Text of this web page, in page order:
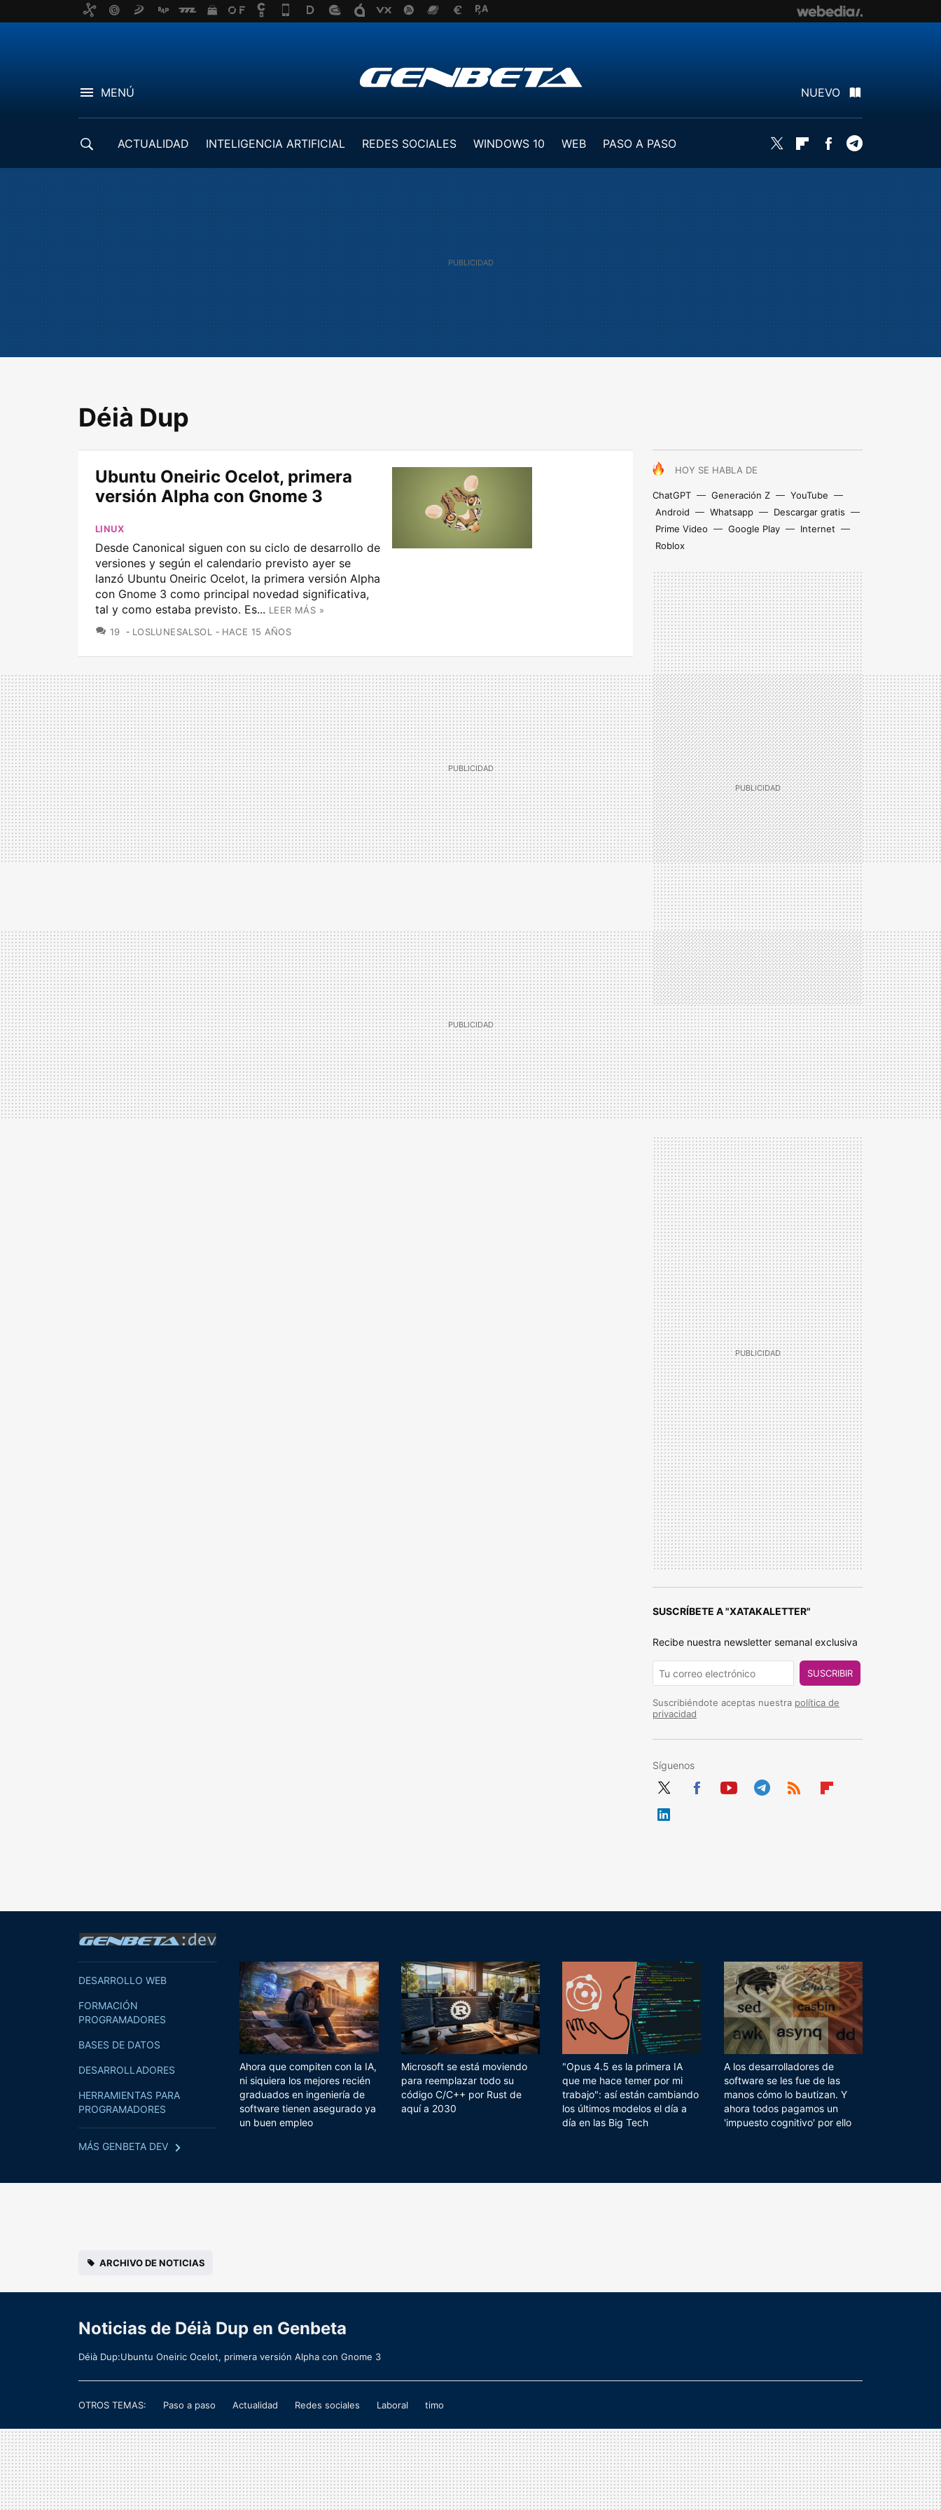
MENÚ NUEVO
ACTUALIDAD INTELIGENCIA ARTIFICIAL REDES SOCIALES WINDOWS 10 WEB
PASO A PASO
Twitter FlipboardFacebook
Déià Dup
HOY SE HABLA DE
ChatGPT Generación Z
YouTube
Android
Whatsapp
Descargar gratis
Prime Video
Google Play
Internet
Roblox
Ubuntu Oneiric Ocelot, primera
versión Alpha con Gnome 3
LINUX
Desde Canonical siguen con su ciclo de desarrollo de
versiones y según el calendario previsto ayer se
lanzó Ubuntu Oneiric Ocelot, la primera versión Alpha
con Gnome 3 como principal novedad significativa,
tal y como estaba previsto. Es... LEER MÁS »
19 COMENTARIOS
LOSLUNESALSOL HACE 15 AÑOS
SUSCRÍBETE A "XATAKALETTER"
Recibe nuestra newsletter semanal exclusiva
SUSCRIBIR
Suscribiéndote aceptas nuestra política de
privacidad
Síguenos
Twit
DESARROLLO WEB
FORMACIÓN
PROGRAMADORES
BASES DE DATOS
DESARROLLADORES
HERRAMIENTAS PARA
PROGRAMADORES
MÁS GENBETA DEV
Ahora que compiten con la IA,
ni siquiera los mejores recién
graduados en ingeniería de
software tienen asegurado ya
un buen empleo
Microsoft se está moviendo
para reemplazar todo su
código C/C++ por Rust de
aquí a 2030
"Opus 4.5 es la primera IA
que me hace temer por mi
trabajo": así están cambiando
los últimos modelos el día a
día en las Big Tech
A los desarrolladores de
software se les fue de las
manos cómo lo bautizan. Y
ahora todos pagamos un
'impuesto cognitivo' por ello
ARCHIVO DE NOTICIAS
Noticias de Déià Dup en Genbeta
Déià Dup:Ubuntu Oneiric Ocelot, primera versión Alpha con Gnome 3
OTROS TEMAS: Paso a paso Actualidad Redes sociales Laboral timo